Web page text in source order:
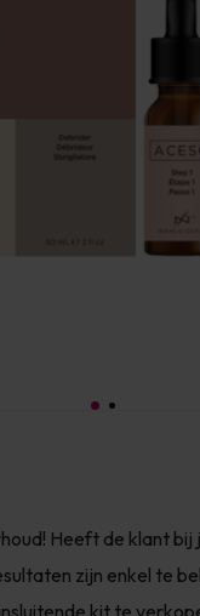
Heeft de klant bij
zijn enkel te
kit te